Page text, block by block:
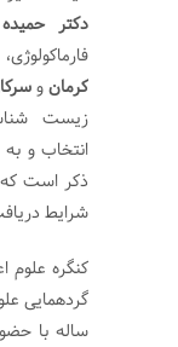
دکتر
کرمانو
زیست
انتخاب و
ذکر است که
شرایط
کنگره علوم
گردهمایی